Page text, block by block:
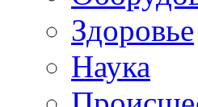
Здоровье
Наука